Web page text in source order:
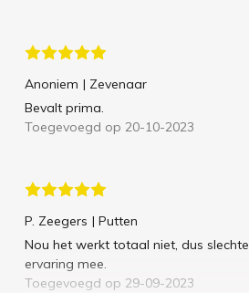
Anoniem | Zevenaar
Bevalt prima.
Toegevoegd op 20-10-2023
P. Zeegers | Putten
Nou het werkt totaal niet, dus slechte
ervaring mee.
Toegevoegd op 29-09-2023